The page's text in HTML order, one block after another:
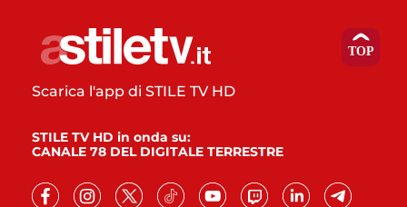
Scarica l'app di STILE TV HD
STILE TV HD in onda su:
CANALE 78 DEL DIGITALE TERRESTRE